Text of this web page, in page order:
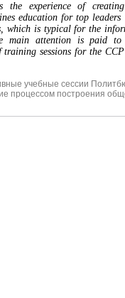
the experience of
education for top
which is typical for the
main attention is paid to
sessions for the
учебные сессии
процессом построения